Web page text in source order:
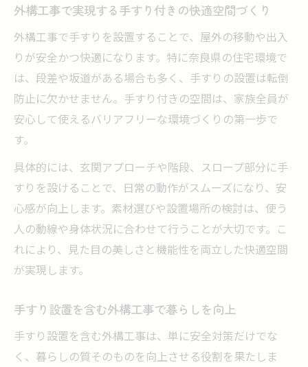
外構工事で実現する手すり付きの快適空間づくり
外構工事で手すりを設置することで、屋外の移動や出入
りが安全かつ快適になります。特に奈良県の住宅環境で
は、段差や坂道がある場合も多く、手すりの設置は転倒
防止に欠かせません。手すり付きの空間は、家族全員が
安心して使えるバリアフリーな環境づくりの第一歩で
す。
具体的には、玄関アプローチや階段、スロープ部分に手
すりを設けることで、日常の動作がスムーズになり、安
心感が向上します。素材選びや設置場所の検討は、使う
人の動線や身体状況に合わせて行うことが大切です。こ
れにより、見た目の美しさと機能性を両立した快適空間
が実現します。
手すり設置を含む外構工事で暮らしを向上
手すり設置を含む外構工事は、単に安全対策だけでな
く、暮らしの質そのものを向上させる役割を果たしま